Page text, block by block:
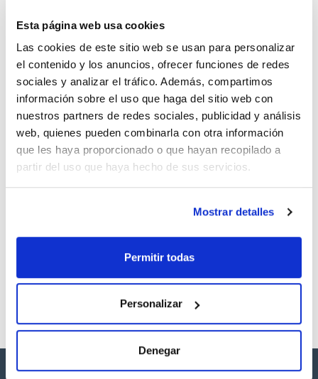
Esta página web usa cookies
Las cookies de este sitio web se usan para personalizar
el contenido y los anuncios, ofrecer funciones de redes
sociales y analizar el tráfico. Además, compartimos
información sobre el uso que haga del sitio web con
nuestros partners de redes sociales, publicidad y análisis
web, quienes pueden combinarla con otra información
que les haya proporcionado o que hayan recopilado a
partir del uso que haya hecho de sus servicios.
Mostrar detalles
Permitir todas
Personalizar
Denegar
water by liquid-solid extraction and capillary column Gaz
purpose method that provides procedures for determination
of organic compounds in finished drinking water, source
water, or drinking water in any treatment stage.
Composition:
Acenaphthene D10 500µg/ml [15067-26-2]
Phenanthrene D10 500µg/ml [1517-22-2]
Chrysene D12 500µg/ml [1719-03-5]
1,3-Dimethyl-2-nitrobenzene 500µg/ml [81-20-9]
Perylene D12 500µg/ml [1520-96-3]
Triphenylphosphate 500µg/ml [115-86-6]
Pyrene D10 500µg/ml [1718-52-1]
Documentación técnica
TDS / Ficha técnica
Regístrate para
descargas
COA
Regístrate para
descargas
SDS/ Hoja de seguridad
Regístrate para